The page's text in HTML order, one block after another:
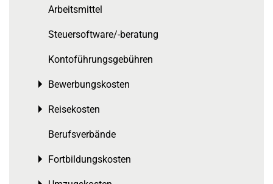
Arbeitsmittel
Steuersoftware/-beratung
Kontoführungsgebühren
Bewerbungskosten
Toggle menu
Reisekosten
Toggle menu
Berufsverbände
Fortbildungskosten
Toggle menu